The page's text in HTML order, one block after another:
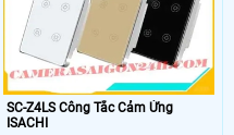
SC-Z4LS Công Tắc Cảm Ứng
ISACHI